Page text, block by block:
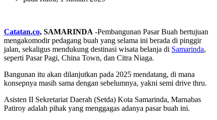
Catatan.co, SAMARINDA -Pembangunan Pasar Buah bertujuan
mengakomodir pedagang buah yang selama ini berada di pinggir
jalan, sekaligus mendukung destinasi wisata belanja di Samarinda,
seperti Pasar Pagi, China Town, dan Citra Niaga.
Bangunan itu akan dilanjutkan pada 2025 mendatang, di mana
konsepnya masih sama dengan sebelumnya, yakni semi drive thru.
Asisten II Sekretariat Daerah (Setda) Kota Samarinda, Marnabas
Patiroy adalah pihak yang menggagas adanya pasar buah ini.